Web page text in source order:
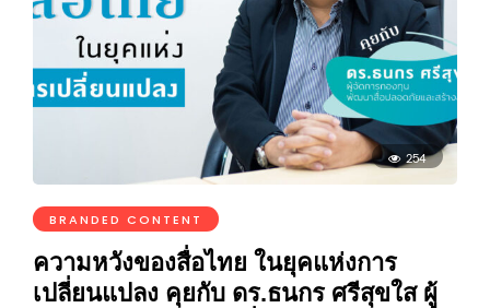
254
BRANDED CONTENT
ความหวังของสื่อไทย ในยุคแห่งการ
เปลี่ยนแปลง คุยกับ ดร.ธนกร ศรีสุขใส ผู้